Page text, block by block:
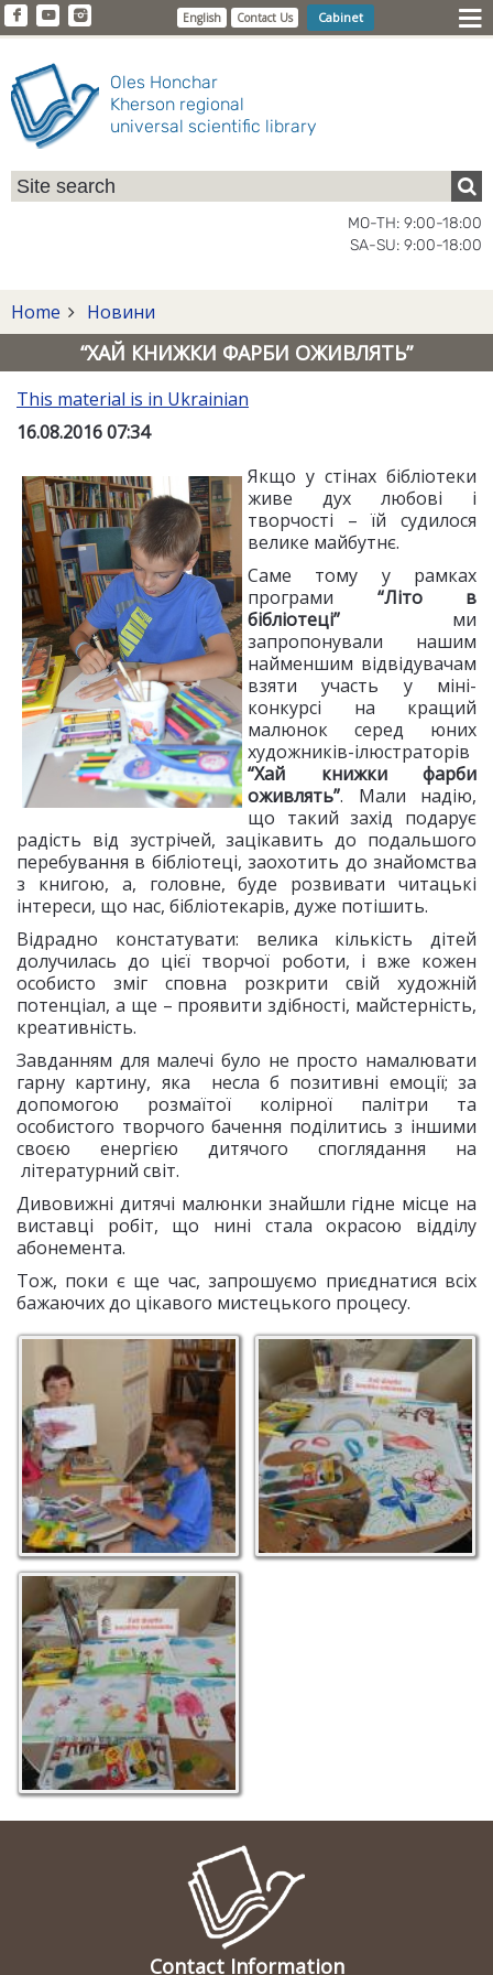
English Contact Us Cabinet
Oles Honchar
Kherson regional
universal scientific library
MO-TH: 9:00-18:00
SA-SU: 9:00-18:00
Home Новини
“ХАЙ КНИЖКИ ФАРБИ ОЖИВЛЯТЬ”
This material is in Ukrainian
16.08.2016 07:34
Якщо у стінах бібліотеки
живе дух любові і
творчості – їй судилося
велике майбутнє.
Саме тому у рамках
програми “Літо в
бібліотеці” ми
запропонували нашим
найменшим відвідувачам
взяти участь у міні-
конкурсі на кращий
малюнок серед юних
художників-ілюстраторів
“Хай книжки фарби
оживлять”. Мали надію,
що такий захід подарує
радість від зустрічей, зацікавить до подальшого
перебування в бібліотеці, заохотить до знайомства
з книгою, а, головне, буде розвивати читацькі
інтереси, що нас, бібліотекарів, дуже потішить.
Відрадно констатувати: велика кількість дітей
долучилась до цієї творчої роботи, і вже кожен
особисто зміг сповна розкрити свій художній
потенціал, а ще – проявити здібності, майстерність,
креативність.
Завданням для малечі було не просто намалювати
гарну картину, яка несла б позитивні емоції; за
допомогою розмаїтої колірної палітри та
особистого творчого бачення поділитись з іншими
своєю енергією дитячого споглядання на
літературний світ.
Дивовижні дитячі малюнки знайшли гідне місце на
виставці робіт, що нині стала окрасою відділу
абонемента.
Тож, поки є ще час, запрошуємо приєднатися всіх
бажаючих до цікавого мистецького процесу.
Contact Information